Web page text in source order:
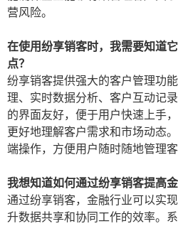
营风险。
在使用纷享销客时，我需要知道
点？
纷享销客提供强大的客户管理功
理、实时数据分析、客户互动记
的界面友好，便于用户快速上手
更好地理解客户需求和市场动态
端操作，方便用户随时随地管理客
我想知道如何通过纷享销客提高
通过纷享销客，金融行业可以实
升数据共享和协同工作的效率。